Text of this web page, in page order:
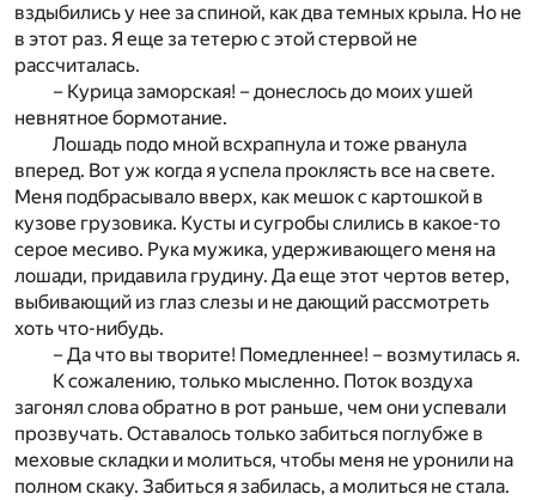
вздыбились у нее за спиной, как два темных крыла. Но не
в этот раз. Я еще за тетерю с этой стервой не
рассчиталась.
– Курица заморская! – донеслось до моих ушей
невнятное бормотание.
Лошадь подо мной всхрапнула и тоже рванула
вперед. Вот уж когда я успела проклясть все на свете.
Меня подбрасывало вверх, как мешок с картошкой в
кузове грузовика. Кусты и сугробы слились в какое-то
серое месиво. Рука мужика, удерживающего меня на
лошади, придавила грудину. Да еще этот чертов ветер,
выбивающий из глаз слезы и не дающий рассмотреть
хоть что-нибудь.
– Да что вы творите! Помедленнее! – возмутилась я.
К сожалению, только мысленно. Поток воздуха
загонял слова обратно в рот раньше, чем они успевали
прозвучать. Оставалось только забиться поглубже в
меховые складки и молиться, чтобы меня не уронили на
полном скаку. Забиться я забилась, а молиться не стала.